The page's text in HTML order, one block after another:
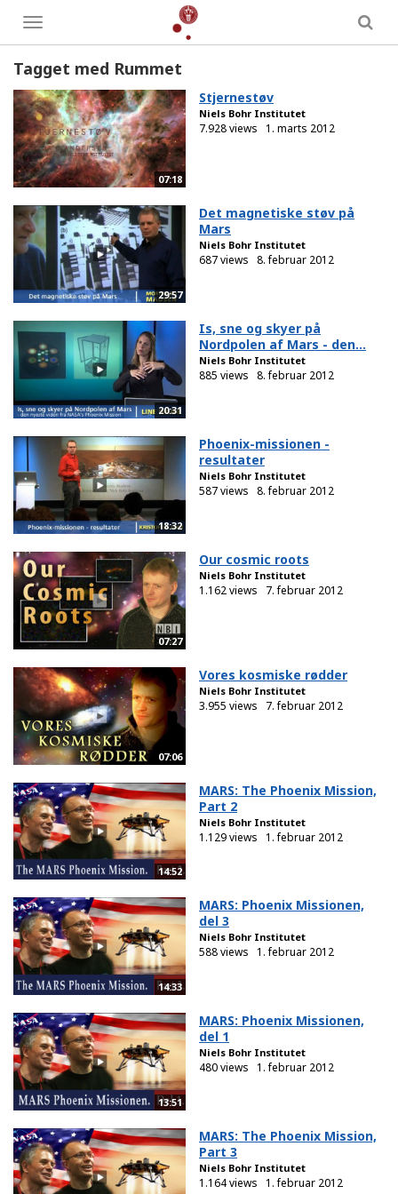
Toggle
menu
Tagget med Rummet
07:18
Stjernestøv
Niels Bohr Institutet
7.928 views 1. marts 2012
29:57
Det magnetiske støv på
Mars
Niels Bohr Institutet
687 views 8. februar 2012
20:31
Is, sne og skyer på
Nordpolen af Mars - den...
Niels Bohr Institutet
885 views 8. februar 2012
18:32
Phoenix-missionen -
resultater
Niels Bohr Institutet
587 views 8. februar 2012
07:27
Our cosmic roots
Niels Bohr Institutet
1.162 views 7. februar 2012
07:06
Vores kosmiske rødder
Niels Bohr Institutet
3.955 views 7. februar 2012
14:52
MARS: The Phoenix Mission,
Part 2
Niels Bohr Institutet
1.129 views 1. februar 2012
14:33
MARS: Phoenix Missionen,
del 3
Niels Bohr Institutet
588 views 1. februar 2012
13:51
MARS: Phoenix Missionen,
del 1
Niels Bohr Institutet
480 views 1. februar 2012
MARS: The Phoenix Mission,
Part 3
Niels Bohr Institutet
1.164 views 1. februar 2012